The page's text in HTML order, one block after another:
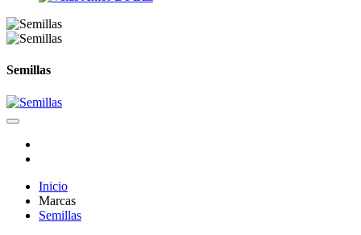
Semillas
Inicio
Marcas
Semillas